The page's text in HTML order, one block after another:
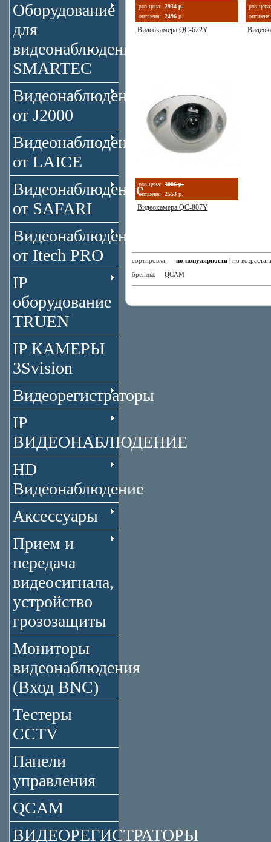
Оборудование
для
видеонаблюдения
SMARTEC
Видеонаблюдение
от J2000
Видеонаблюдение
от LAICE
Видеонаблюдение
от SAFARI
Видеонаблюдение
от Itech PRO
IP
оборудование
TRUEN
IP КАМЕРЫ
3Svision
Видеорегистраторы
IP
ВИДЕОНАБЛЮДЕНИЕ
HD
Видеонаблюдение
Аксессуары
Прием и
передача
видеосигнала,
устройство
грозозащиты
Мониторы
видеонаблюдения
(Вход BNC)
Тестеры
CCTV
Панели
управления
QCAM
ВИДЕОРЕГИСТРАТОРЫ
роз.цена: 2934 р.
опт.цена:
2496 р.
Видеокамера QC-622Y
роз.цена:
опт.цена:
роз.цена: 3006 р.
опт.цена:
2553 р.
Видеокамера QC-807Y
сортировка: по популярности | по
бренды: QCAM